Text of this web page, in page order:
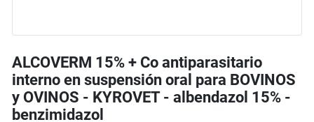
ALCOVERM 15% + Co antiparasitario
interno en suspensión oral para BOVINOS
y OVINOS - KYROVET - albendazol 15% -
benzimidazol